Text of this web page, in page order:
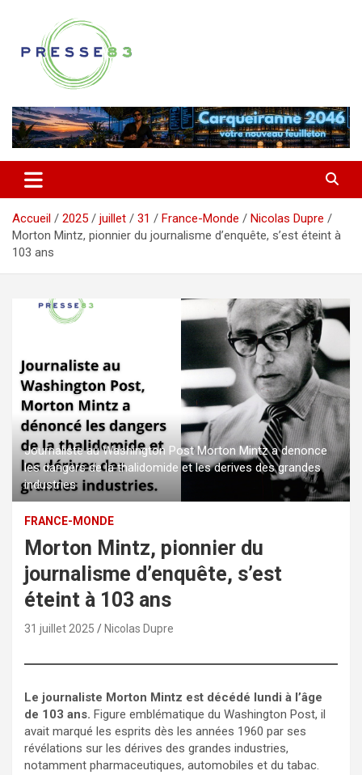
contenu
Presse 83
Accueil 2025 juillet 31 France-Monde
Nicolas Dupre
Morton Mintz, pionnier du journalisme d’enquête, s’est éteint à
103 ans
Journaliste au Washington Post Morton Mintz a denonce
les dangers de la thalidomide et les derives des grandes
industries
FRANCE-MONDE
Morton Mintz, pionnier du
journalisme d’enquête, s’est
éteint à 103 ans
31 juillet 2025 Nicolas Dupre
Le journaliste Morton Mintz est décédé lundi à l’âge
de 103 ans. Figure emblématique du Washington Post, il
avait marqué les esprits dès les années 1960 par ses
révélations sur les dérives des grandes industries,
notamment pharmaceutiques, automobiles et du tabac.